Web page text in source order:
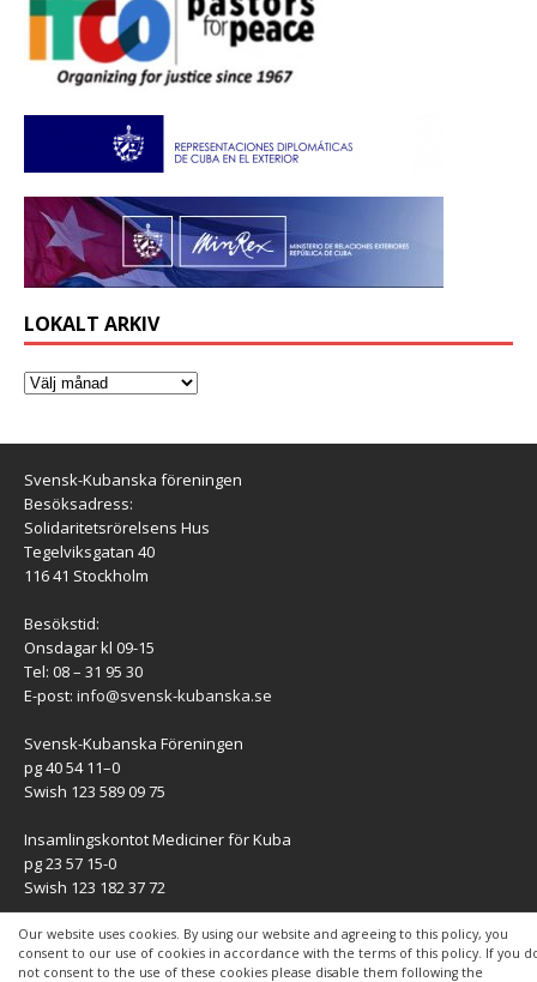
Our website uses cookies. By using our website and agreeing to this policy, you
consent to our use of cookies in accordance with the terms of this policy. If you
not consent to the use of these cookies please disable them following the
LOKALT ARKIV
Svensk-Kubanska föreningen
Besöksadress:
Solidaritetsrörelsens Hus
Tegelviksgatan 40
116 41 Stockholm
Besökstid:
Onsdagar kl 09-15
Tel: 08 – 31 95 30
E-post: info@svensk-kubanska.se
Svensk-Kubanska Föreningen
pg 40 54 11–0
Swish 123 589 09 75
Insamlingskontot Mediciner för Kuba
pg 23 57 15-0
Swish 123 182 37 72
KONTAKT